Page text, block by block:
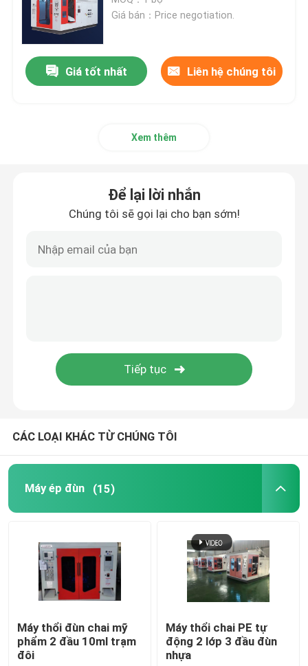
Máy thổi khuôn HDPE
Máy thổi PP
Máy thổi khuôn Accumulator
Máy thổi khuôn đôi trạm
Máy thổi hoàn toàn bằng điện
Giá bán：Price negotiation.
Giá tốt nhất Liên hệ chúng tôi
Xem thêm
Để lại lời nhắn
Chúng tôi sẽ gọi lại cho bạn sớm!
CÁC LOẠI KHÁC TỪ CHÚNG TÔI
Máy ép đùn (15)
Máy thổi đùn chai mỹ
phẩm 2 đầu 10ml trạm
đôi
Máy thổi chai PE tự
động 2 lớp 3 đầu đùn
nhựa